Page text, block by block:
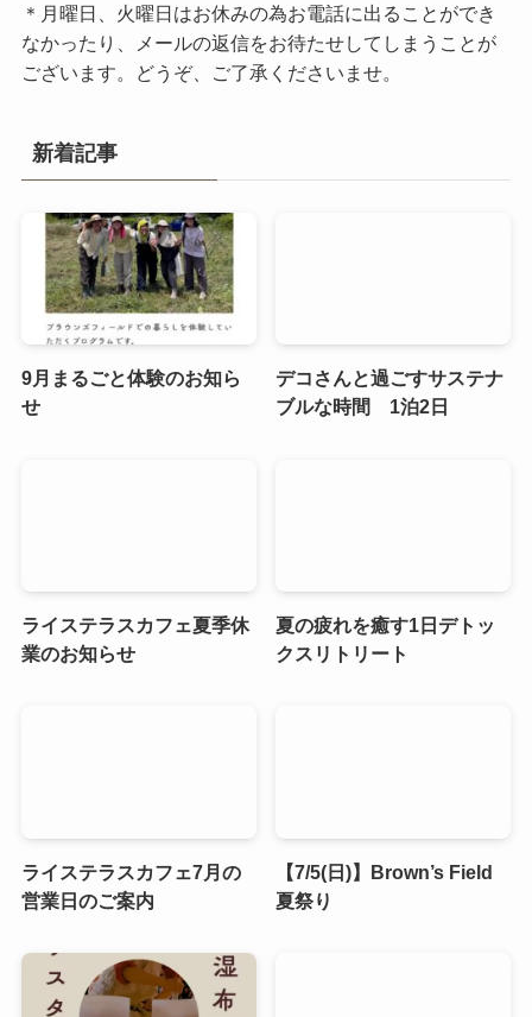
＊月曜日、火曜日はお休みの為お電話に出ることができ
なかったり、メールの返信をお待たせしてしまうことが
ございます。どうぞ、ご了承くださいませ。
新着記事
9月まるごと体験のお知ら
せ
デコさんと過ごすサステナ
ブルな時間 1泊2日
ライステラスカフェ夏季休
業のお知らせ
夏の疲れを癒す1日デトッ
クスリトリート
ライステラスカフェ7月の
営業日のご案内
【7/5(日)】Brown’s Field
夏祭り